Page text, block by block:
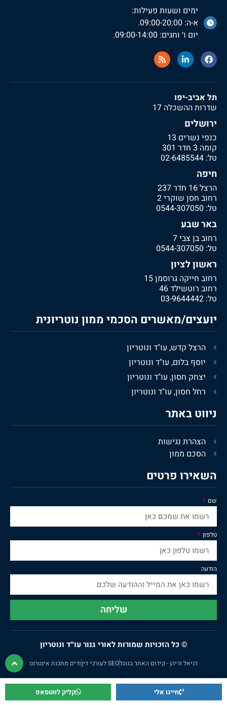
ימים ושעות פעילות:
א-ה: 09:00-20:00.
יום ו׳ וחגים: 09:00-14:00.
תל אביב-יפו
שדרות ההשכלה 17
ירושלים
כנפי נשרים 13
קומה 3 חדר 301
טל: 02-6485544
חיפה
הרצל 16 חדר 237
רחוב חסן שוקרי 2
טל: 0544-307050
באר שבע
רחוב בן צבי 7
טל: 0544-307050
ראשון לציון
רחוב חייקה גרוסמן 15
רחוב רוטשילד 46
טל: 03-9644442
יועצים/מאשרים הסכמי ממון נוטריונית
הרצל קדש, עו"ד ונוטריון
יוסף בלום, עו"ד ונוטריון
יצחק חסון, עו"ד ונוטריון
רחל חסון, עו"ד ונוטריון
ניווט באתר
הצהרת נגישות
הסכם ממון
השאירו פרטים
שם
טלפון
הודעה
שליחה
© כל הזכויות שמורות לאורי גנור עו״ד ונוטריון
דניאל זריהן - קידום האתר בגוגלSEO לעורכי דין ודים מתכנת אינטרנט
חייגו אלי קליק לווטסאפ